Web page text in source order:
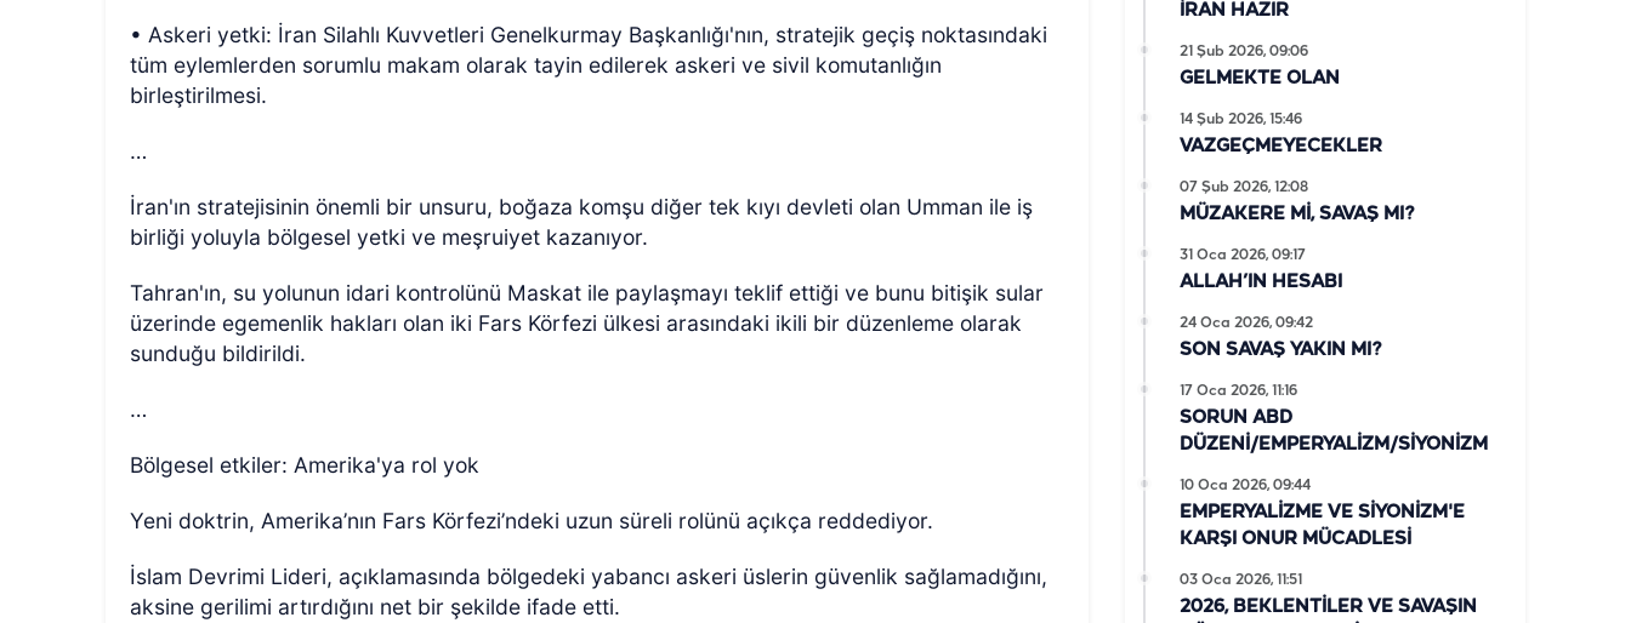
• Askeri yetki: İran Silahlı Kuvvetleri Genelkurmay Başkanlığı'nın, stratejik geçiş noktasındaki
tüm eylemlerden sorumlu makam olarak tayin edilerek askeri ve sivil komutanlığın
birleştirilmesi.
…
İran'ın stratejisinin önemli bir unsuru, boğaza komşu diğer tek kıyı devleti olan Umman ile iş
birliği yoluyla bölgesel yetki ve meşruiyet kazanıyor.
Tahran'ın, su yolunun idari kontrolünü Maskat ile paylaşmayı teklif ettiği ve bunu bitişik sular
üzerinde egemenlik hakları olan iki Fars Körfezi ülkesi arasındaki ikili bir düzenleme olarak
sunduğu bildirildi.
…
Bölgesel etkiler: Amerika'ya rol yok
Yeni doktrin, Amerika’nın Fars Körfezi’ndeki uzun süreli rolünü açıkça reddediyor.
İslam Devrimi Lideri, açıklamasında bölgedeki yabancı askeri üslerin güvenlik sağlamadığını,
aksine gerilimi artırdığını net bir şekilde ifade etti.
İRAN HAZIR
GELMEKTE OLAN
21 Şub 2026, 09:06
VAZGEÇMEYECEKLER
14 Şub 2026, 15:46
MÜZAKERE Mİ, SAVAŞ MI?
07 Şub 2026, 12:08
ALLAH’IN HESABI
31 Oca 2026, 09:17
SON SAVAŞ YAKIN MI?
24 Oca 2026, 09:42
SORUN ABD
DÜZENİ/EMPERYALİZM/SİYONİZM
17 Oca 2026, 11:16
EMPERYALİZME VE SİYONİZM'E
KARŞI ONUR MÜCADLESİ
10 Oca 2026, 09:44
2026, BEKLENTİLER VE SAVAŞIN
03 Oca 2026, 11:51